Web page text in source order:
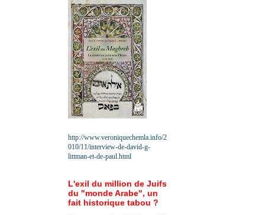
http://www.veroniquechemla.info/2
010/11/interview-de-david-g-
littman-et-de-paul.html
L'exil du million de Juifs
du "monde Arabe", un
fait historique tabou ?